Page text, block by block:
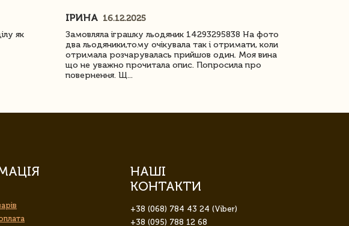
як
ІРИНА 16.12.2025
Замовляла іграшку льодяник 14293295838 На фото
два льодяники,тому очікувала так і отримати, коли
отримала розчарувалась прийшов один. Моя вина
що не уважно прочитала опис. Попросила про
повернення. Щ...
НАШІ
КОНТАКТИ
+38 (068) 784 43 24 (Viber)
+38 (095) 788 12 68